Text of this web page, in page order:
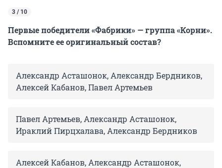
3 / 10
Первые победители «Фабрики» — группа «Корни».
Вспомните ее оригинальный состав?
Александр Асташонок, Александр Бердников,
Алексей Кабанов, Павел Артемьев
Павел Артемьев, Александр Асташонок,
Ираклий Пирцхалава, Александр Бердников
Алексей Кабанов, Александр Асташонок,